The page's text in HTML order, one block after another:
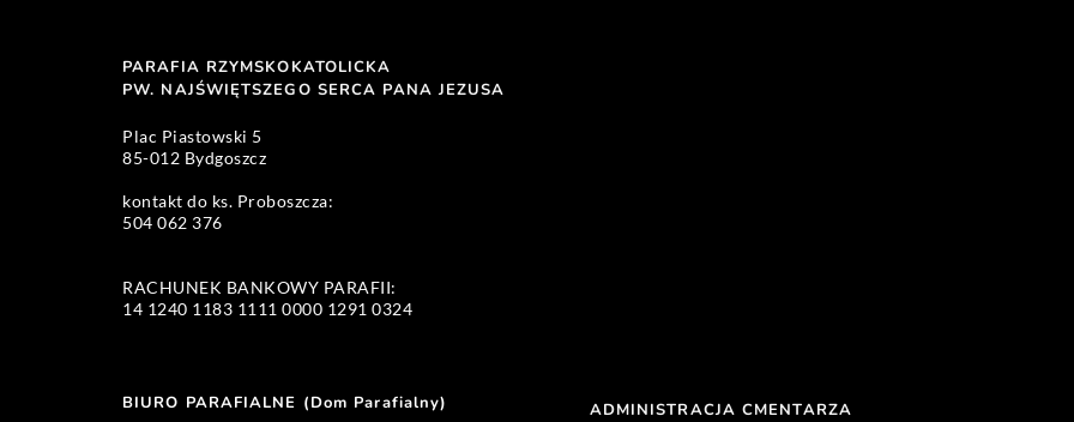
PARAFIA RZYMSKOKATOLICKA
PW. NAJŚWIĘTSZEGO SERCA PANA JEZUSA
Plac Piastowski 5
85-012 Bydgoszcz
kontakt do ks. Proboszcza:
504 062 376
RACHUNEK BANKOWY PARAFII:
14 1240 1183 1111 0000 1291 0324
BIURO PARAFIALNE (Dom Parafialny) ADMINISTRACJA CMENTARZA